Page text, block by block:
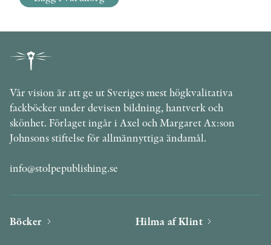
Vår vision är att ge ut Sveriges mest högkvalitativa
fackböcker under devisen bildning, hantverk och
skönhet. Förlaget ingår i Axel och Margaret Ax:son
Johnsons stiftelse för allmännyttiga ändamål.
info@stolpepublishing.se
Böcker Hilma af Klint